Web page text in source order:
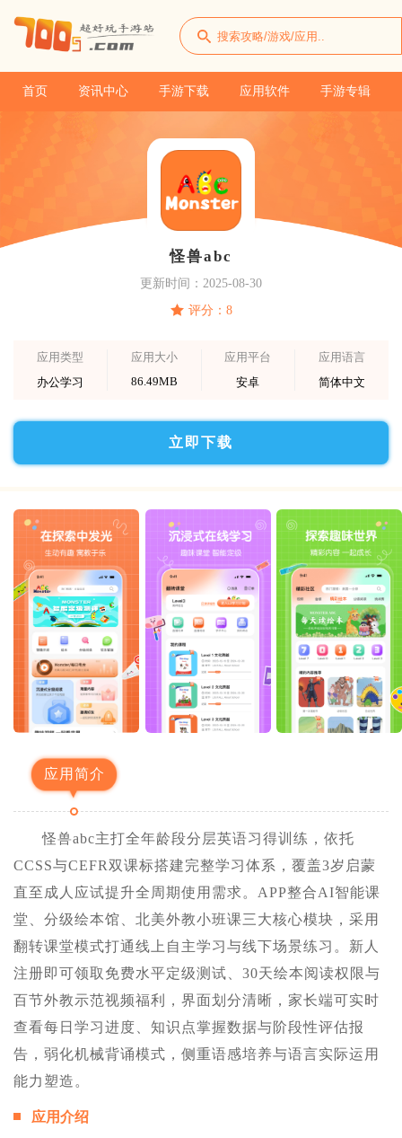
首页 资讯中心 手游下载 应用软件 手游专辑
怪兽abc
更新时间：2025-08-30
评分：8
应用类型
办公学习
应用大小
86.49MB
应用平台
安卓
应用语言
简体中文
立即下载
应用简介
怪兽abc主打全年龄段分层英语习得训练，依托
CCSS与CEFR双课标搭建完整学习体系，覆盖3岁启蒙
直至成人应试提升全周期使用需求。APP整合AI智能课
堂、分级绘本馆、北美外教小班课三大核心模块，采用
翻转课堂模式打通线上自主学习与线下场景练习。新人
注册即可领取免费水平定级测试、30天绘本阅读权限与
百节外教示范视频福利，界面划分清晰，家长端可实时
查看每日学习进度、知识点掌握数据与阶段性评估报
告，弱化机械背诵模式，侧重语感培养与语言实际运用
能力塑造。
应用介绍